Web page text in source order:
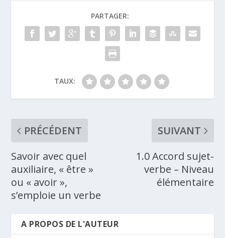
PARTAGER:
TAUX:
PRÉCÉDENT
Savoir avec quel
auxiliaire, « être »
ou « avoir »,
s’emploie un verbe
SUIVANT
1.0 Accord sujet-
verbe – Niveau
élémentaire
A PROPOS DE L'AUTEUR